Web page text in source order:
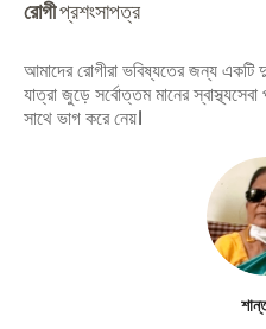
রোগীপ্রশংসাপত্র
আমাদের রোগীরা ভবিষ্যতের জন্য একটি
যাত্রা জুড়ে সর্বোত্তম মানের
সাথে ভাগ করে নেয়।